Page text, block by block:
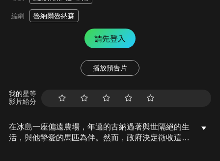
編劇 魯納爾魯納森
請先登入
播放預告片
我的星等
影片給分
在冰島一座偏遠農場，年邁的古納過著與世隔絕的生
活，與他摯愛的馬匹為伴。然而，政府決定徵收這片